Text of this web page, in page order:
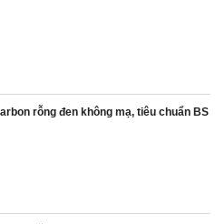
rỗng đen không mạ, tiêu chuẩn BS